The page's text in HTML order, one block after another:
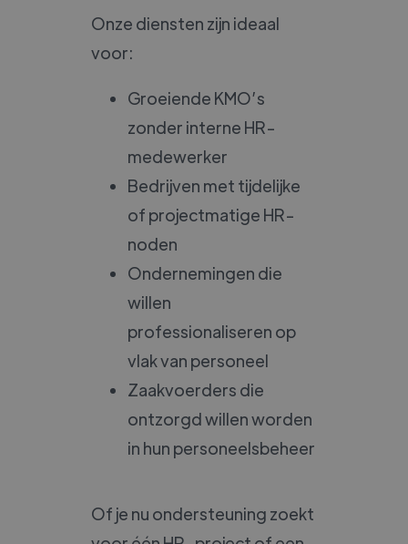
Onze diensten zijn ideaal
voor:
Groeiende KMO’s
zonder interne HR-
medewerker
Bedrijven met tijdelijke
of projectmatige HR-
noden
Ondernemingen die
willen
professionaliseren op
vlak van personeel
Zaakvoerders die
ontzorgd willen worden
in hun personeelsbeheer
Of je nu ondersteuning zoekt